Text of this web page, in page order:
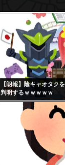
【朗報】陰キャオタク
判明するｗｗｗｗｗ